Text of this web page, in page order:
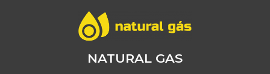
NATURAL GAS